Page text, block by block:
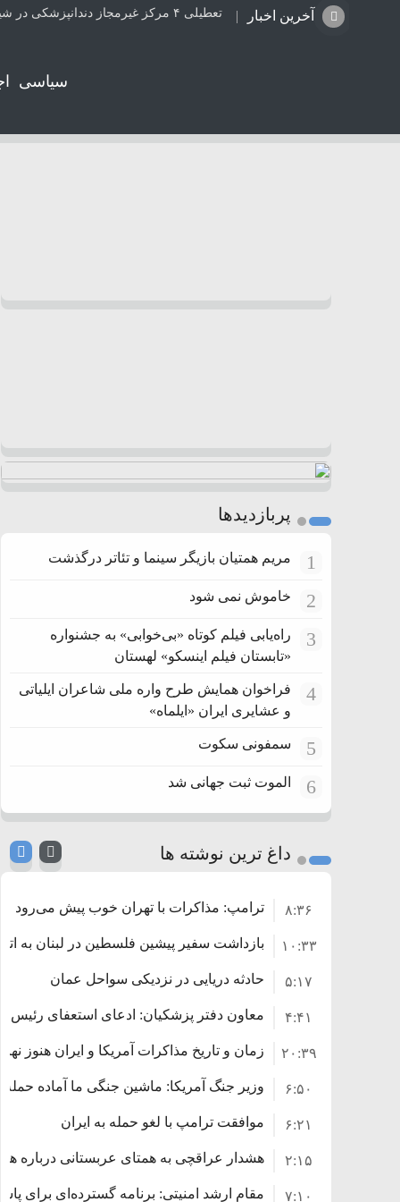
آخرین اخبار تعطیلی ۴ مرکز غیرمجاز دندانپزشکی در شیراز از ابتدای مردادماه تاکنون
سیاسی
پربازدیدها
1 مریم همتیان بازیگر سینما و تئاتر درگذشت
2 خاموش نمی شود
3
راه‌یابی فیلم کوتاه «بی‌خوابی» به جشنواره
«تابستان فیلم اینسکو» لهستان
4
فراخوان همایش طرح واره ملی شاعران ایلیاتی
و عشایری ایران «ایلماه»
5 سمفونی سکوت
6 الموت ثبت جهانی شد
داغ ترین نوشته ها
ترامپ: مذاکرات با تهران خوب پیش می‌رود ۸:۳۶
بازداشت سفیر پیشین فلسطین در لبنان به ۱۰:۳۳
حادثه دریایی در نزدیکی سواحل عمان ۵:۱۷
معاون دفتر پزشکیان: ادعای استعفای ۴:۴۱
زمان و تاریخ مذاکرات آمریکا و ایران هنوز ۲۰:۳۹
وزیر جنگ آمریکا: ماشین جنگی ما آماده حمله ۶:۵۰
موافقت ترامپ با لغو حمله به ایران ۶:۲۱
هشدار عراقچی به همتای عربستانی درباره ۲:۱۵
مقام ارشد امنیتی: برنامه گسترده‌ای برای پاسخ ۷:۱۰